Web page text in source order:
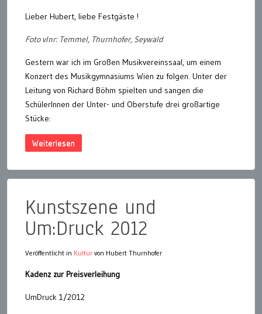
Lieber Hubert, liebe Festgäste !
Foto vlnr: Temmel, Thurnhofer, Seywald
Gestern war ich im Großen Musikvereinssaal, um einem
Konzert des Musikgymnasiums Wien zu folgen. Unter der
Leitung von Richard Böhm spielten und sangen die
SchülerInnen der Unter- und Oberstufe drei großartige
Stücke:
Weiterlesen
Kunstszene und
Um:Druck 2012
Veröffentlicht in Kultur von Hubert Thurnhofer
Kadenz zur Preisverleihung
UmDruck 1/2012